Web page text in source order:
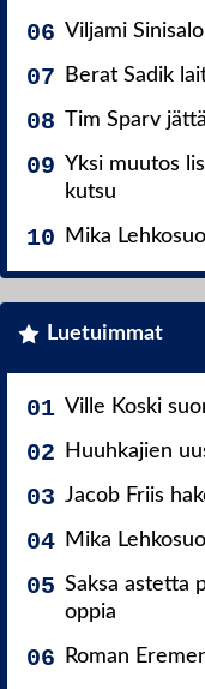
Viljami
Berat Sadik
Tim Sparv
Yksi muutos
kutsu
Mika
Luetuimmat
Ville Koski
Huuhkajien
Jacob Friis
Mika
Saksa astetta
oppia
Roman